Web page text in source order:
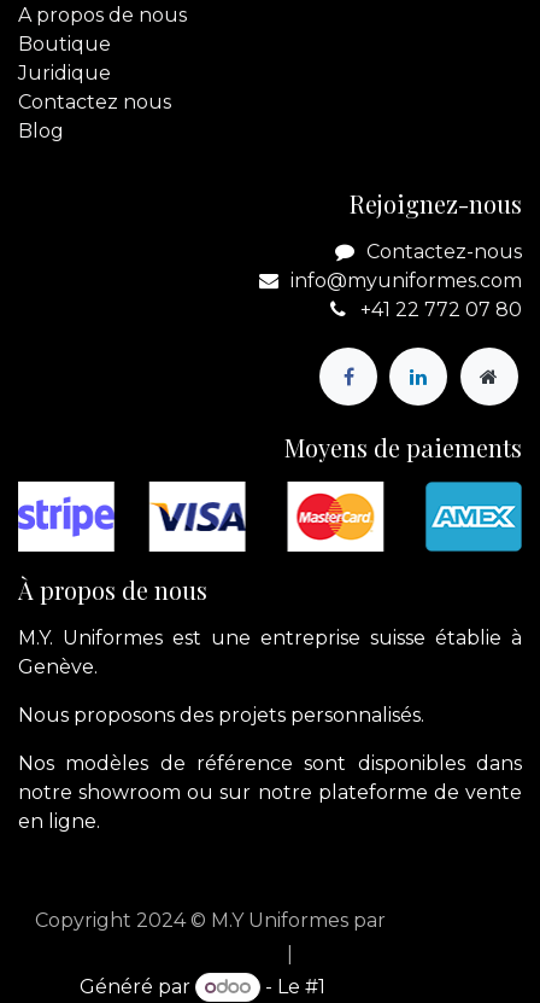
A propos de nous
Boutique
Juridique
Contactez nous
Blog
Rejoignez-nous
Contactez-nous
info@myuniformes.com
+41 22 772 07 80
Moyens de paiements
À propos de nous
M.Y. Uniformes est une entreprise suisse établie à
Genève.
Nous proposons des projets personnalisés.
Nos modèles de référence sont disponibles dans
notre showroom ou sur notre plateforme de vente
en ligne.
Copyright 2024 © M.Y Uniformes par
Généré par
- Le #1